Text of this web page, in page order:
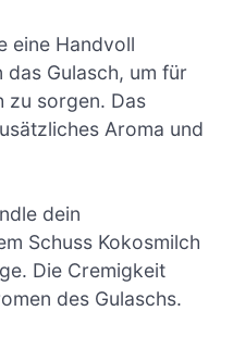
eine Handvoll
das Gulasch, um für
zu sorgen. Das
Aroma und
dein
Schuss Kokosmilch
Die Cremigkeit
des Gulaschs.